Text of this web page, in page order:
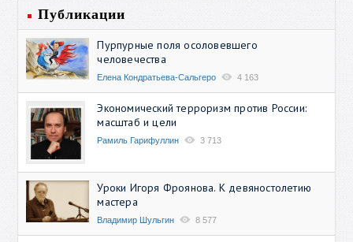
Публикации
Пурпурные поля осоловевшего
человечества
Елена Кондратьева-Сальгеро 4 163
Экономический терроризм против России:
масштаб и цели
Рамиль Гарифуллин 3 713
Уроки Игоря Фроянова. К девяностолетию
мастера
Владимир Шульгин 8 577